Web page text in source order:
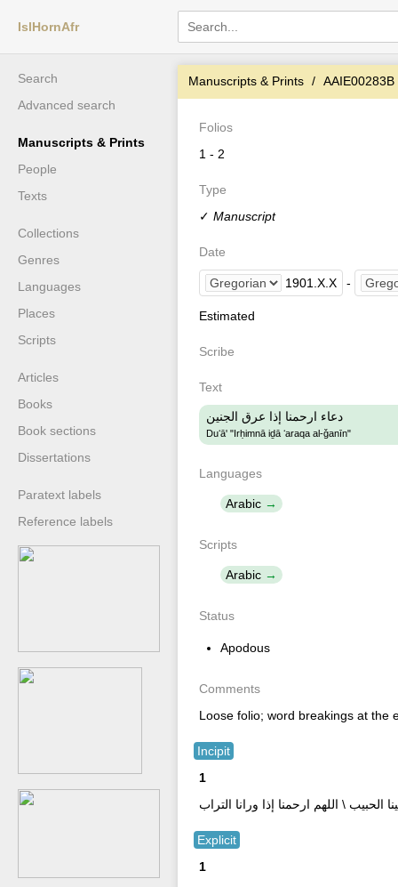
IslHornAfr
Search
Advanced search
Manuscripts & Prints
People
Texts
Collections
Genres
Languages
Places
Scripts
Articles
Books
Book sections
Dissertations
Paratext labels
Reference labels
Manuscripts & Prints AAIE00283B
Folios
1 - 2
Type
✓ Manuscript
Date
1901 X X -
Estimated
Scribe
Text
دعاء ارحمنا إذا عرق الجنين
Duʻā' "Irḥimnā iḏā ʻaraqa al-ǧanīn"
Languages
Arabic
Scripts
Arabic
Status
Apodous
Comments
Loose folio; word breakings at the
Incipit
1
\ اللهم ارحمنا إذا ورانا التراب
Explicit
1